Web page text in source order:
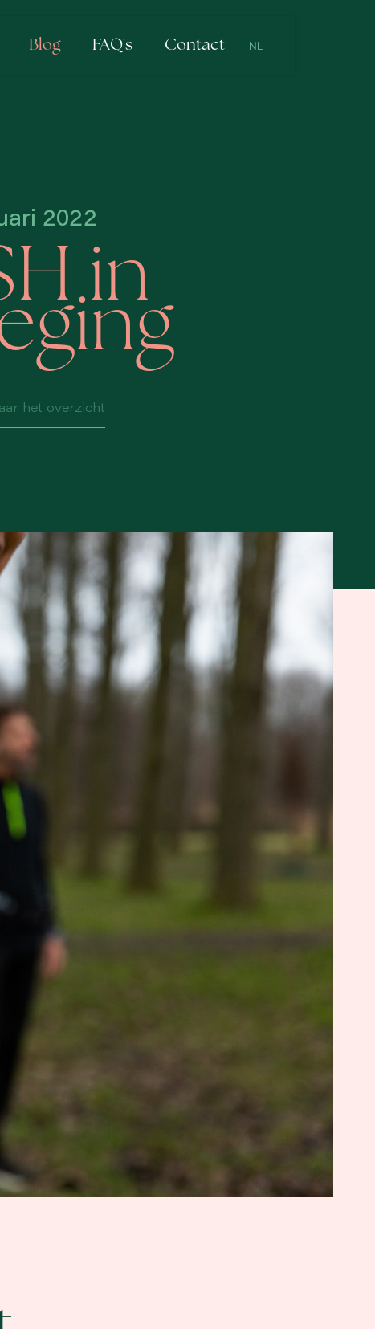
Blog FAQ's Contact
NL
2022
in
het overzicht